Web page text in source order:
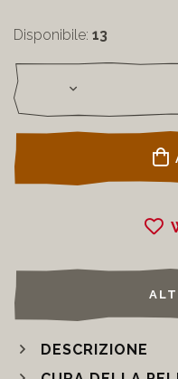
Disponibile: 13
DESCRIZIONE